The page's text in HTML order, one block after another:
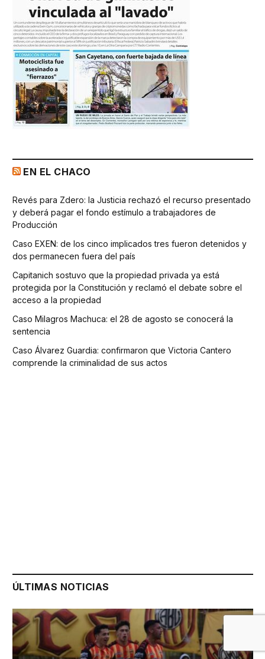
EN EL CHACO
Revés para Zdero: la Justicia rechazó el recurso presentado
y deberá pagar el fondo estímulo a trabajadores de
Producción
Caso EXEN: de los cinco implicados tres fueron detenidos y
dos permanecen fuera del país
Capitanich sostuvo que la propiedad privada ya está
protegida por la Constitución y reclamó el debate sobre el
acceso a la propiedad
Caso Milagros Machuca: el 28 de agosto se conocerá la
sentencia
Caso Álvarez Guardia: confirmaron que Victoria Cantero
comprende la criminalidad de sus actos
ÚLTIMAS NOTICIAS